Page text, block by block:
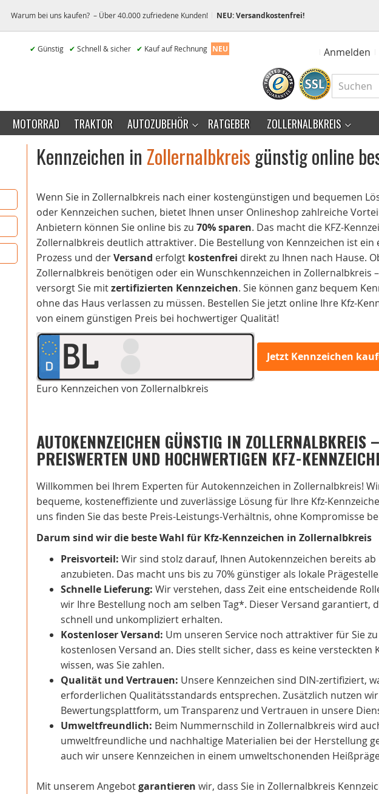
Warum bei uns kaufen? – Über 40.000 zufriedene Kunden! NEU: Versandkostenfrei!
✔ Günstig ✔ Schnell & sicher ✔ Kauf auf Rechnung NEU Anmelden
MOTORRAD TRAKTOR AUTOZUBEHÖR RATGEBER ZOLLERNALBKREIS
Kennzeichen inZollernalbkreisgünstig online
Wenn Sie in Zollernalbkreis nach einer kostengünstigen und bequemen
oder Kennzeichen suchen, bietet Ihnen unser Onlineshop zahlreiche
Anbietern können Sie online bis zu 70% sparen. Das macht die KFZ-
Zollernalbkreis deutlich attraktiver. Die Bestellung von Kennzeichen ist ein
Prozess und derVersand erfolgt kostenfrei direkt zu Ihnen nach Hause.
Zollernalbkreis benötigen oder ein Wunschkennzeichen in Zollernalbkreis
versorgt Sie mitzertifizierten Kennzeichen. Sie können ganz bequem
ohne das Haus verlassen zu müssen. Bestellen Sie jetzt online Ihre Kfz-
von einem günstigen Preis bei hochwertiger Qualität!
BL Jetzt Kennzeichen
Euro Kennzeichen von Zollernalbkreis
AUTOKENNZEICHEN GÜNSTIG IN ZOLLERNALBKREIS
PREISWERTEN UND HOCHWERTIGEN KFZ-
Willkommen bei Ihrem Experten für Autokennzeichen in Zollernalbkreis!
bequeme, kosteneffiziente und zuverlässige Lösung für Ihre Kfz-
uns finden Sie das beste Preis-Leistungs-Verhältnis, ohne Kompromisse
Darum sind wir die beste Wahl für Kfz-Kennzeichen in Zollernalbkreis
Preisvorteil: Wir sind stolz darauf, Ihnen Autokennzeichen bereits ab
anzubieten. Das macht uns bis zu 70% günstiger als lokale
Schnelle Lieferung: Wir verstehen, dass Zeit eine entscheidende
wir Ihre Bestellung noch am selben Tag*. Dieser Versand garantiert,
schnell und unkompliziert erhalten.
Kostenloser Versand: Um unseren Service noch attraktiver für Sie
kostenlosen Versand an. Dies stellt sicher, dass es keine versteckten
wissen, was Sie zahlen.
Qualität und Vertrauen: Unsere Kennzeichen sind DIN-zertifiziert,
erforderlichen Qualitätsstandards entsprechen. Zusätzlich nutzen
Bewertungsplattform, um Transparenz und Vertrauen in unsere
Umweltfreundlich: Beim Nummernschild in Zollernalbkreis wird
umweltfreundliche und nachhaltige Materialien bei der Herstellung
auch wir unsere Kennzeichen in einem umweltschonenden
Mit unserem Angebotgarantieren wir, dass Sie in Zollernalbkreis